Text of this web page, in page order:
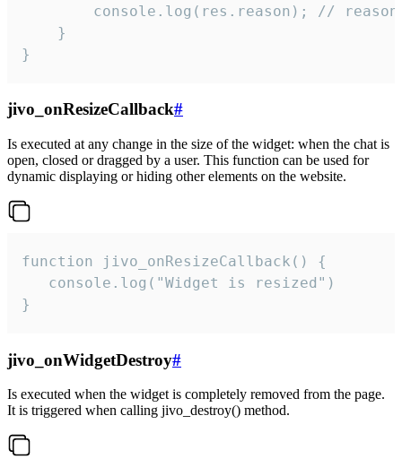
console.log(res.reason); //
    }
}
jivo_onResizeCallback#
Is executed at any change in the size of the widget: when the chat is
open, closed or dragged by a user. This function can be used for
dynamic displaying or hiding other elements on the website.
function jivo_onResizeCallback() {
   console.log("Widget is resized")
}
jivo_onWidgetDestroy#
Is executed when the widget is completely removed from the page.
It is triggered when calling jivo_destroy() method.